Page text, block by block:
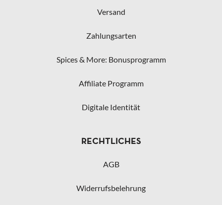
Versand
Zahlungsarten
Spices & More: Bonusprogramm
Affiliate Programm
Digitale Identität
RECHTLICHES
AGB
Widerrufsbelehrung